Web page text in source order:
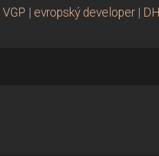
VGP evropský developer